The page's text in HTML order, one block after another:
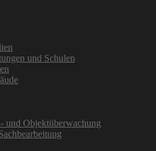
und Schulen
und Objektüberwachung